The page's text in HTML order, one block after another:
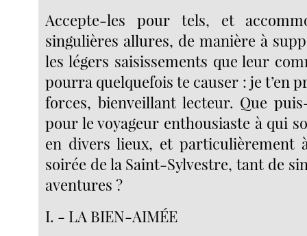
Accepte-les pour tels, et
singulières allures, de manière à
les légers saisissements que leur
pourra quelquefois te causer : je t’en
forces, bienveillant lecteur. Que
pour le voyageur enthousiaste à qui
en divers lieux, et particulièrement
soirée de la Saint-Sylvestre, tant de
aventures ?
I. - LA BIEN-AIMÉE